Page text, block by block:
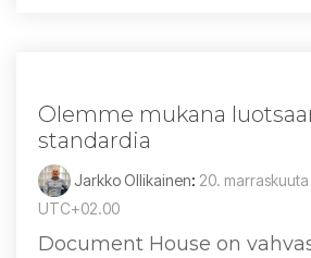
Olemme mukana
standardia
Jarkko Ollikainen: 20. marraskuuta
UTC+02.00
Document House on